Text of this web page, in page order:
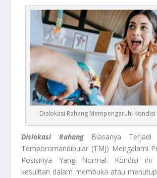
Dislokasi Rahang Mempengaruhi Kondisi
Dislokasi RahangBiasanya Terjadi
Temporomandibular (TMJ) Mengalami
Posisinya Yang Normal. Kondisi ini
kesulitan dalam membuka atau